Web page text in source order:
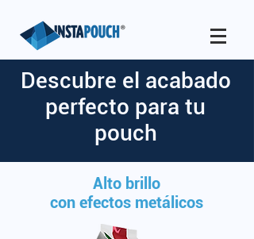
Descubre el acabado
perfecto para tu
pouch
Alto brillo
con efectos metálicos